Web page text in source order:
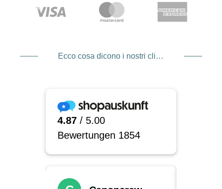
Ecco cosa dicono i nostri clienti